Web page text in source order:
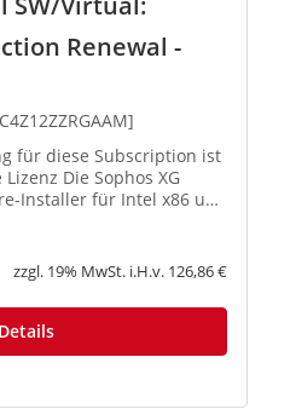
Renewal -
für diese Subscription ist
XG
Installer für Intel x86 und
a. VMware, Hyper-V,
zzgl. 19% MwSt. i.H.v. 126,86 €
Details